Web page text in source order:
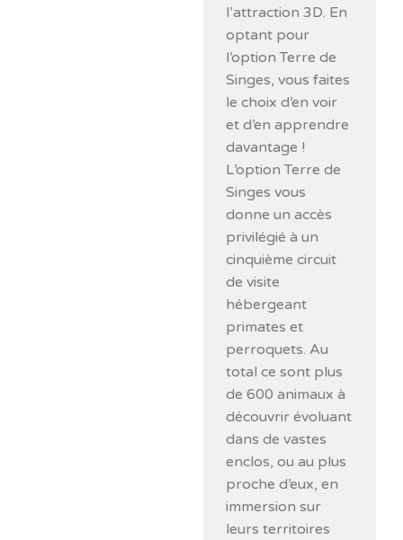
l’attraction 3D. En
optant pour
l’option Terre de
Singes, vous faites
le choix d’en voir
et d’en apprendre
davantage !
L’option Terre de
Singes vous
donne un accès
privilégié à un
cinquième circuit
de visite
hébergeant
primates et
perroquets. Au
total ce sont plus
de 600 animaux à
découvrir évoluant
dans de vastes
enclos, ou au plus
proche d’eux, en
immersion sur
leurs territoires